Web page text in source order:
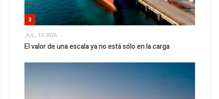
3
JUL, 10 2026
El valor de una escala ya no está sólo en la carga